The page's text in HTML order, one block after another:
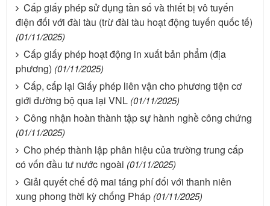
Cấp giấy phép sử dụng tần số và thiết bị vô tuyến
điện đối với đài tàu (trừ đài tàu hoạt động tuyến quốc tế)
(01/11/2025)
Cấp giấy phép hoạt động in xuất bản phẩm (địa
phương) (01/11/2025)
Cấp, cấp lại Giấy phép liên vận cho phương tiện cơ
giới đường bộ qua lại VNL (01/11/2025)
Công nhận hoàn thành tập sự hành nghề công chứng
(01/11/2025)
Cho phép thành lập phân hiệu của trường trung cấp
có vốn đầu tư nước ngoài (01/11/2025)
Giải quyết chế độ mai táng phí đối với thanh niên
xung phong thời kỳ chống Pháp (01/11/2025)